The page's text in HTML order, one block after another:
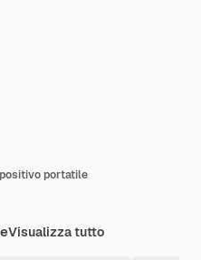
portatile
Visualizza tutto